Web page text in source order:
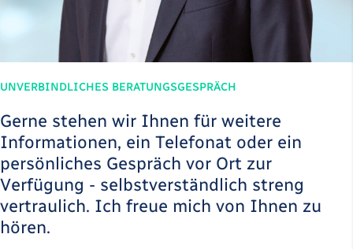
UNVERBINDLICHES BERATUNGSGESPRÄCH
Gerne stehen wir Ihnen für weitere
Informationen, ein Telefonat oder ein
persönliches Gespräch vor Ort zur
Verfügung - selbstverständlich streng
vertraulich. Ich freue mich von Ihnen zu
hören.